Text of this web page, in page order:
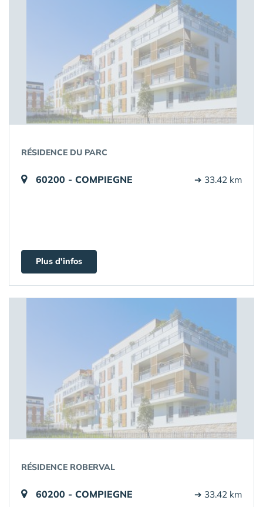
RÉSIDENCE DU PARC
60200 - COMPIEGNE ➔ 33.42 km
Plus d'infos
RÉSIDENCE ROBERVAL
60200 - COMPIEGNE ➔ 33.42 km